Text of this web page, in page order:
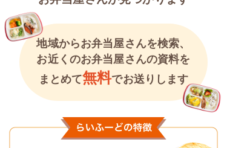
地域からお弁当屋さんを検索、
お近くのお弁当屋さんの資料を
まとめて無料でお送りします